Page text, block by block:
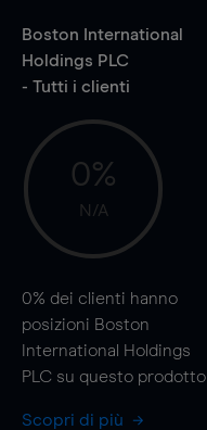
Boston International
Holdings PLC
- Tutti i clienti
0%
N/A
0% dei clienti hanno
posizioni Boston
International Holdings
PLC su questo prodotto
Scopri di più